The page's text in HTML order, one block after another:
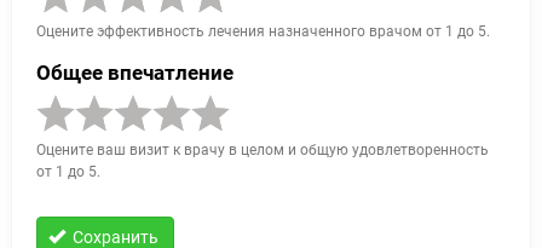
Оцените эффективность лечения назначенного врачом от 1 до 5.
Общее впечатление
Оцените ваш визит к врачу в целом и общую удовлетворенность
от 1 до 5.
Сохранить